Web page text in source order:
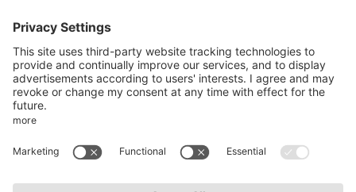
Aktuelles
AktivWelt
Impressum